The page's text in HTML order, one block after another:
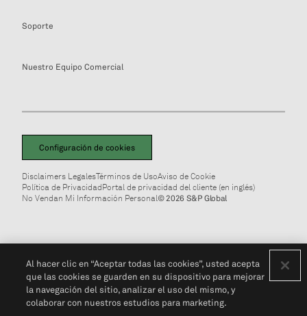
Soporte
Nuestro Equipo Comercial
Configuración de cookies
Disclaimers LegalesTérminos de UsoAviso de Cookie
Política de PrivacidadPortal de privacidad del cliente (en inglés)
No Vendan Mi Información Personal© 2026 S&P Global
Al hacer clic en “Aceptar todas las cookies”, usted acepta
que las cookies se guarden en su dispositivo para mejorar
la navegación del sitio, analizar el uso del mismo, y
colaborar con nuestros estudios para marketing.